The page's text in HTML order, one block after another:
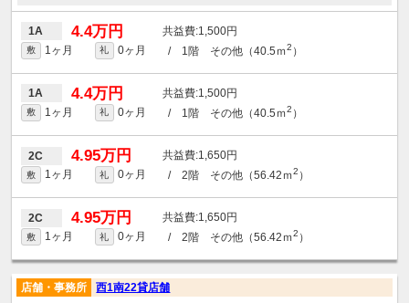
1A 4.4万円 1,500円
敷 1ヶ月 礼 0ヶ月 / 1階 その他（40.5ｍ2 ）
1A 4.4万円 1,500円
敷 1ヶ月 礼 0ヶ月 / 1階 その他（40.5ｍ2 ）
2C 4.95万円 1,650円
敷 1ヶ月 礼 0ヶ月 / 2階 その他（56.42ｍ2 ）
2C 4.95万円 1,650円
敷 1ヶ月 礼 0ヶ月 / 2階 その他（56.42ｍ2 ）
店舗・事務所 西1南22貸店舗